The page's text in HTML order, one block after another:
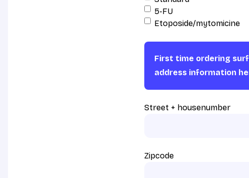
5-FU
Etoposide/mytomicine
First time ordering
address information
Street + housenumber
Zipcode